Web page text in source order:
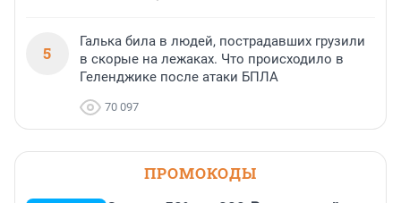
5
Галька била в людей, пострадавших грузили
в скорые на лежаках. Что происходило в
Геленджике после атаки БПЛА
70 097
ПРОМОКОДЫ